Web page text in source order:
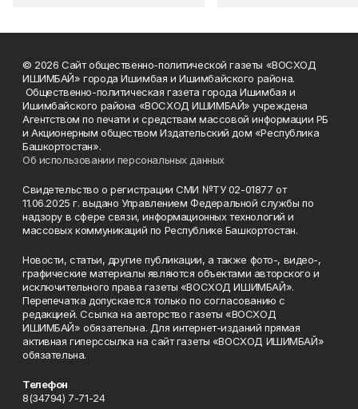
© 2026 Сайт общественно-политической газеты «ВОСХОД
ИШИМБАЙ» города Ишимбая и Ишимбайского района.
Общественно-политическая газета города Ишимбая и
Ишимбайского района «ВОСХОД ИШИМБАЙ» учреждена
Агентством по печати и средствам массовой информации РБ
и Акционерным обществом Издательский дом «Республика
Башкортостан».
Об использовании персональных данных
Свидетельство о регистрации СМИ №ТУ 02-01877 от
11.06.2025 г. выдано Управлением Федеральной службы по
надзору в сфере связи, информационных технологий и
массовых коммуникаций по Республике Башкортостан.
Новости, статьи, другие публикации, а также фото-, видео-,
графические материалы являются объектами авторского и
исключительного права газеты «ВОСХОД ИШИМБАЙ».
Перепечатка допускается только по согласованию с
редакцией. Ссылка на авторство газеты «ВОСХОД
ИШИМБАЙ» обязательна. Для интернет-изданий прямая
активная гиперссылка на сайт газеты «ВОСХОД ИШИМБАЙ»
обязательна.
Телефон
8(34794) 7-71-24